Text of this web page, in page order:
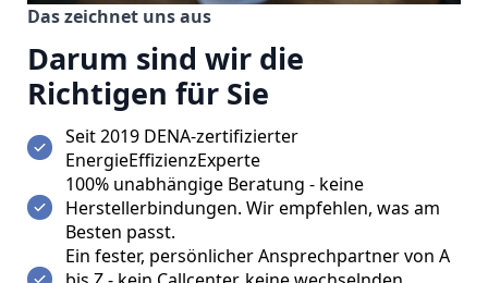
Das zeichnet uns aus
Darum sind wir die
Richtigen für Sie
Seit 2019 DENA-zertifizierter
EnergieEffizienzExperte
100% unabhängige Beratung - keine
Herstellerbindungen. Wir empfehlen, was am
Besten passt.
Ein fester, persönlicher Ansprechpartner von A